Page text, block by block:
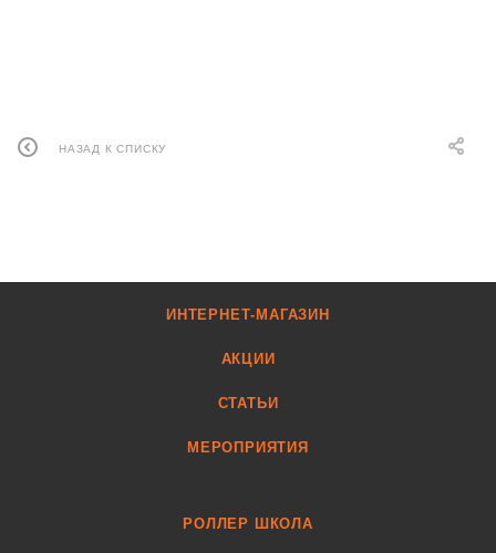
НАЗАД К СПИСКУ
ИНТЕРНЕТ-МАГАЗИН
АКЦИИ
СТАТЬИ
МЕРОПРИЯТИЯ
РОЛЛЕР ШКОЛА